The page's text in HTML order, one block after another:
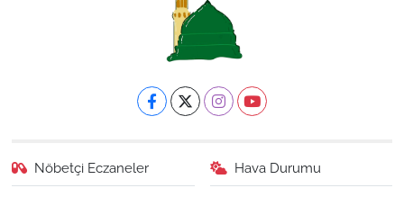
Nöbetçi Eczaneler Hava Durumu